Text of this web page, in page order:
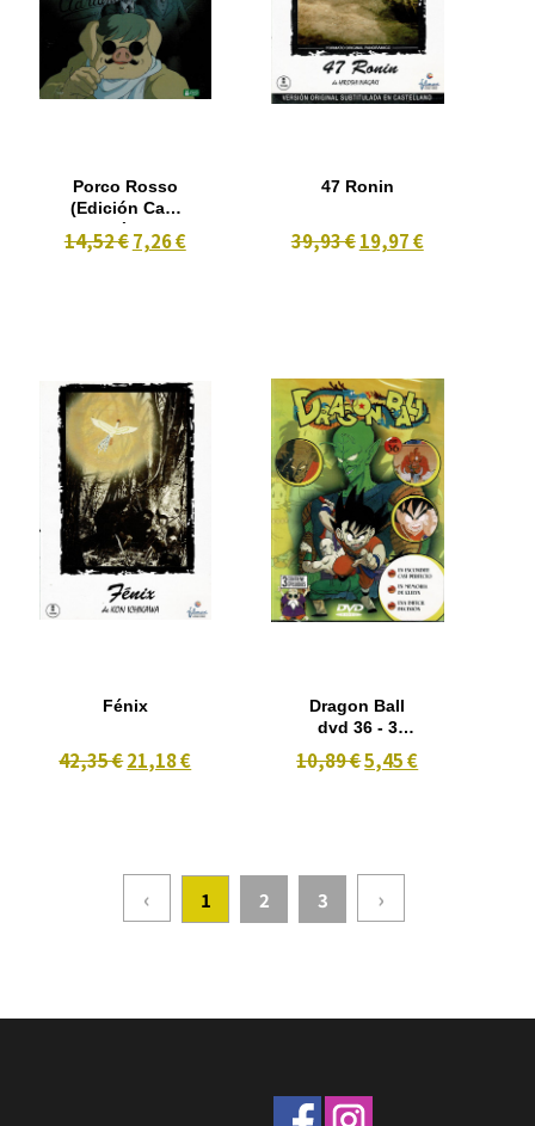
Porco Rosso
(Edición Caja
14,52 € 7,26 €
47 Ronin
39,93 € 19,97 €
Fénix
42,35 €21,18 €
Dragon Ball
dvd 36 - 3
Episodios
106-107-108-
10,89 €5,45 €
‹ 1 2 3 ›